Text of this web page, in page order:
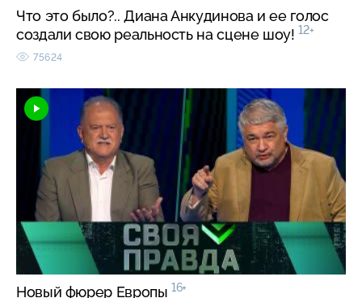
Что это было?.. Диана Анкудинова и ее голос
создали свою реальность на сцене шоу! 12+
75624
Новый фюрер Европы 16+